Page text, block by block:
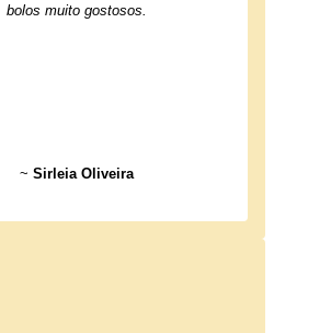
bolos muito gostosos.
~ Sirleia Oliveira